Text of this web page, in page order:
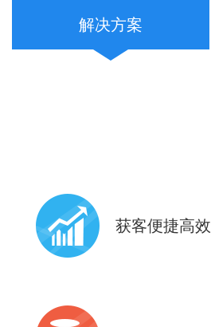
解决方案
获客便捷高效
6亿+微信支付用户